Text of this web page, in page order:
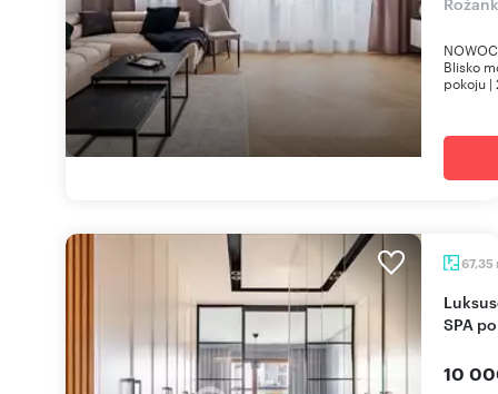
Blisko
pokoju
67,35
Luksusowe 3-pokojowe mieszkanie z balkonem i
SPA
10